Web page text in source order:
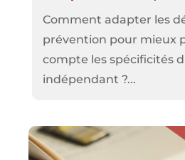
Comment adapter les
prévention pour mieux
compte les spécificités
indépendant ?...